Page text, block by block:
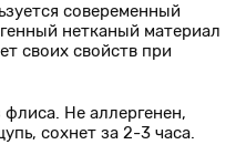
совеременный
нетканый материал
своих свойств при
Не аллергенен,
сохнет за 2-3 часа.